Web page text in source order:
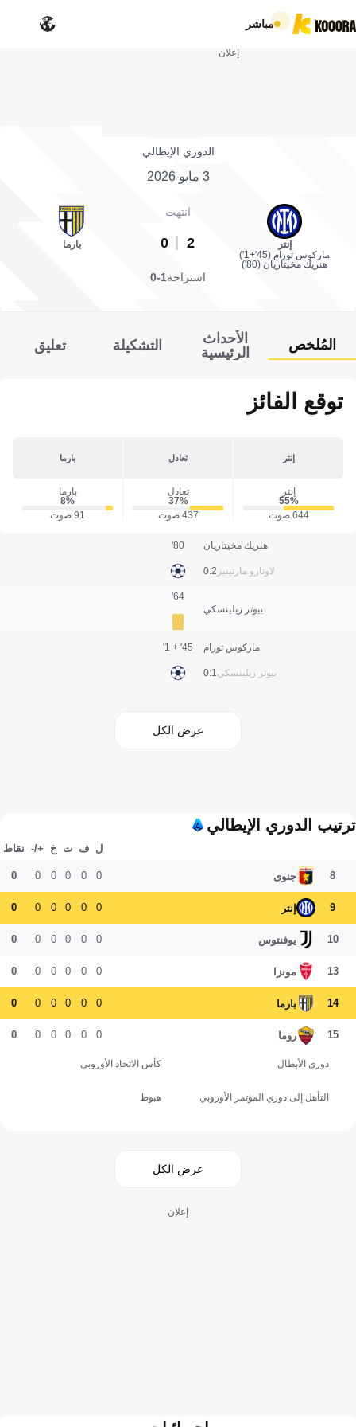
مباشر
إعلان
الدوري الإيطالي
3 مايو 2026
إنتر
ماركوس تورام (45'+1')
هنريك مخيتاريان (80')
انتهت
2
0 بارما
استراحة1-0
المُلخص
الأحداث
الرئيسية
التشكيلة تعليق
توقع الفائز
إنتر تعادل بارما
إنتر
55‎%‎
644 صوت
تعادل
37‎%‎
437 صوت
بارما
8‎%‎
91 صوت
هنريك مخيتاريان
لاوتارو مارتينيز 2:0
80'
بيوتر زيلينسكي
64'
ماركوس تورام
بيوتر زيلينسكي1:0
45' + 1'
عرض الكل
ترتيب الدوري الإيطالي
ل ف ت خ +/- نقاط
8 جنوى 0
0
0
0
0
0
9 إنتر 0
0
0
0
0
0
10 يوفنتوس 0
0
0
0
0
0
13 مونزا 0
0
0
0
0
0
14 بارما 0
0
0
0
0
0
15 روما 0
0
0
0
0
0
دوري الأبطال كأس الاتحاد الأوروبي
التأهل إلى دوري المؤتمر الأوروبي هبوط
عرض الكل
إعلان